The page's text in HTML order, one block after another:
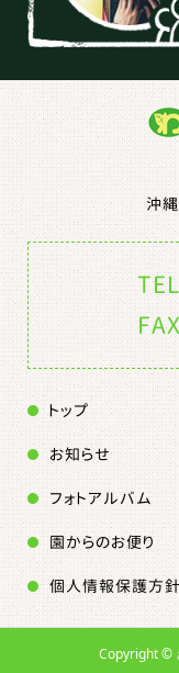
沖
トップ
園からのお便り
お知らせ
フォトアルバム
個人情報保護方針
Copyright ©